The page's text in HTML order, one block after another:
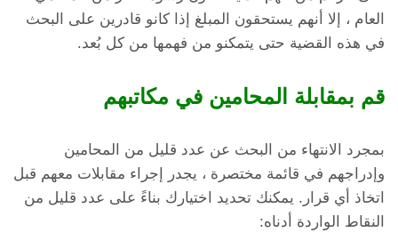
العام ، إلا أنهم يستحقون المبلغ إذا كانو قادرين على البحث
في هذه القضية حتى يتمكنو من فهمها من كل بُعد.
قم بمقابلة المحامين في مكاتبهم
بمجرد الانتهاء من البحث عن عدد قليل من المحامين
وإدراجهم في قائمة مختصرة ، يجدر إجراء مقابلات معهم قبل
اتخاذ أي قرار. يمكنك تحديد اختيارك بناءً على عدد قليل من
النقاط الواردة أدناه: